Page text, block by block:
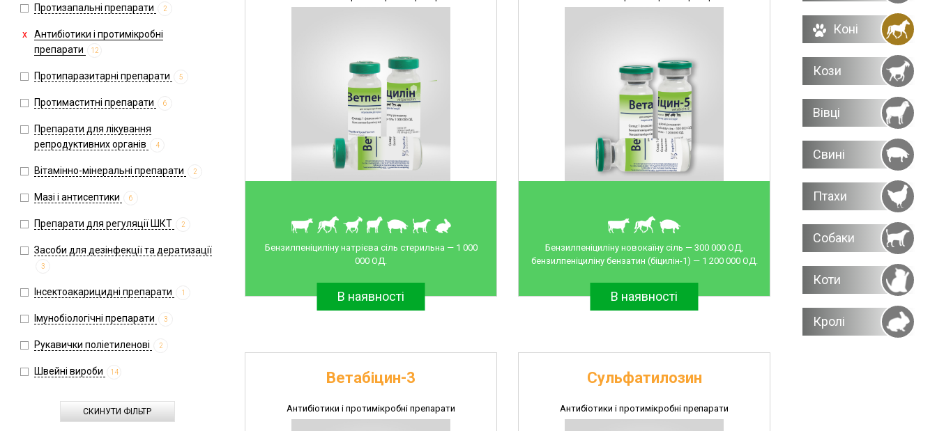
Протизапальні препарати 2
Антибіотики і протимікробні
препарати
12
Протипаразитарні препарати 5
Протимаститні препарати 6
Препарати для лікування
репродуктивних органів
4
Вітамінно-мінеральні препарати 2
Мазі і антисептики 6
Препарати для регуляції ШКТ 2
Засоби для дезінфекції та дератизації
3
Інсектоакарицидні препарати 1
Імунобіологічні препарати 3
Рукавички поліетиленові 2
Швейні вироби 14
СКИНУТИ ФІЛЬТР
Бензилпеніциліну натрієва сіль стерильна — 1 000
000 ОД.
В наявності
Бензилпеніциліну новокаїну сіль — 300 000 ОД,
бензилпеніциліну бензатин (біцилін-1) — 1 200 000 ОД.
В наявності
Ветабіцин-3
Антибіотики і протимікробні препарати
Сульфатилозин
Антибіотики і протимікробні препарати
Коні
Кози
Вівці
Свині
Птахи
Собаки
Коти
Кролі